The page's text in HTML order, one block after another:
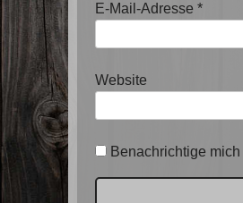
E-Mail-Adresse *
Website
Benachrichtige